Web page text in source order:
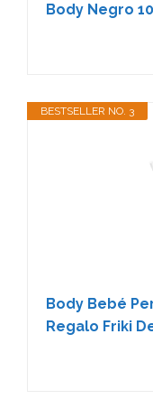
Body Negro
BESTSELLER NO. 3
Body Bebé
Regalo Friki